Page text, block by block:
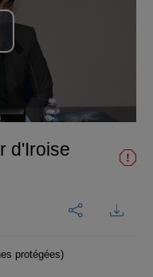
d'Iroise
protégées)